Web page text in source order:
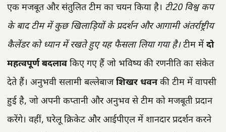
एक मजबूत और संतुलित टीम का चयन किया है। टी20 विश्व कप
के बाद टीम में कुछ खिलाड़ियों के प्रदर्शन और आगामी अंतर्राष्ट्रीय
कैलेंडर को ध्यान में रखते हुए यह फैसला लिया गया है।टीम में दो
महत्वपूर्ण बदलावकिए गए हैं जो भविष्य की रणनीति का संकेत
देते हैं। अनुभवी सलामी बल्लेबाजशिखर धवनकी टीम में वापसी
हुई है, जो अपनी कप्तानी और अनुभव से टीम को मजबूती प्रदान
करेंगे। वहीं, घरेलू क्रिकेट और आईपीएल में शानदार प्रदर्शन करने